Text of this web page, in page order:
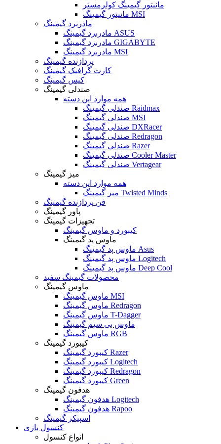
مانیتور گیمینگ کولرمستر
مانیتور گیمینگ MSI
مادربرد گیمینگ
مادربرد گیمینگ ASUS
مادربرد گیمینگ GIGABYTE
مادربرد گیمینگ MSI
پردازنده گیمینگ
کارت گرافیک گیمینگ
کیس گیمینگ
صندلی گیمینگ
همه موارد این دسته
صندلی گیمینگ Raidmax
صندلی گیمینگ MSI
صندلی گیمینگ DXRacer
صندلی گیمینگ Redragon
صندلی گیمینگ Razer
صندلی گیمینگ Cooler Master
صندلی گیمینگ Vertagear
میز گیمینگ
همه موارد این دسته
میز گیمینگ Twisted Minds
فن پردازنده گیمینگ
پاور گیمینگ
تجهیزات گیمینگ
کیبورد و ماوس گیمینگ
ماوس پد گیمینگ
ماوس پد گیمینگ Asus
ماوس پد گیمینگ Logitech
ماوس پد گیمینگ Deep Cool
محصولات گیمینگ سفید
ماوس گیمینگ
ماوس گیمینگ MSI
ماوس گیمینگ Redragon
ماوس گیمینگ T-Dagger
ماوس بی سیم گیمینگ
ماوس گیمینگ RGB
کیبورد گیمینگ
کیبورد گیمینگ Razer
کیبورد گیمینگ Logitech
کیبورد گیمینگ Redragon
کیبورد گیمینگ Green
هدفون گیمینگ
هدفون گیمینگ Logitech
هدفون گیمینگ Rapoo
اسپیکر گیمینگ
کنسول بازی
انواع کنسول